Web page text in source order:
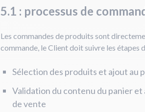
5.1 : processus de
Les commandes de produits sont
commande, le Client doit suivre les étapes
Sélection des produits et ajout au
Validation du contenu du panier
de vente